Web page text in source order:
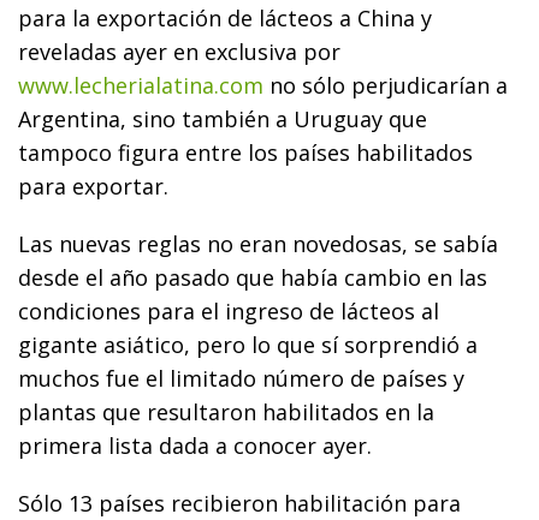
para la exportación de lácteos a China y
reveladas ayer en exclusiva por
www.lecherialatina.com no sólo perjudicarían a
Argentina, sino también a Uruguay que
tampoco figura entre los países habilitados
para exportar.
Las nuevas reglas no eran novedosas, se sabía
desde el año pasado que había cambio en las
condiciones para el ingreso de lácteos al
gigante asiático, pero lo que sí sorprendió a
muchos fue el limitado número de países y
plantas que resultaron habilitados en la
primera lista dada a conocer ayer.
Sólo 13 países recibieron habilitación para